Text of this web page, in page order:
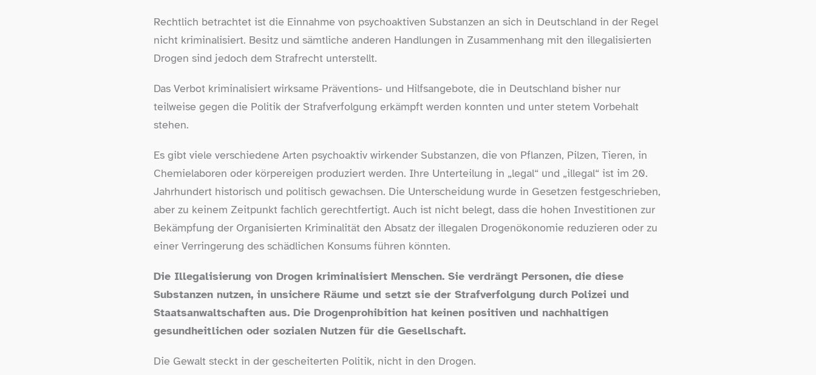
Rechtlich betrachtet ist die Einnahme von psychoaktiven Substanzen an sich in Deutschland in der Regel
nicht kriminalisiert. Besitz und sämtliche anderen Handlungen in Zusammenhang mit den illegalisierten
Drogen sind jedoch dem Strafrecht unterstellt.
Das Verbot kriminalisiert wirksame Präventions- und Hilfsangebote, die in Deutschland bisher nur
teilweise gegen die Politik der Strafverfolgung erkämpft werden konnten und unter stetem Vorbehalt
stehen.
Es gibt viele verschiedene Arten psychoaktiv wirkender Substanzen, die von Pflanzen, Pilzen, Tieren, in
Chemielaboren oder körpereigen produziert werden. Ihre Unterteilung in „legal“ und „illegal“ ist im 20.
Jahrhundert historisch und politisch gewachsen. Die Unterscheidung wurde in Gesetzen festgeschrieben,
aber zu keinem Zeitpunkt fachlich gerechtfertigt. Auch ist nicht belegt, dass die hohen Investitionen zur
Bekämpfung der Organisierten Kriminalität den Absatz der illegalen Drogenökonomie reduzieren oder zu
einer Verringerung des schädlichen Konsums führen könnten.
Die Illegalisierung von Drogen kriminalisiert Menschen. Sie verdrängt Personen, die diese
Substanzen nutzen, in unsichere Räume und setzt sie der Strafverfolgung durch Polizei und
Staatsanwaltschaften aus. Die Drogenprohibition hat keinen positiven und nachhaltigen
gesundheitlichen oder sozialen Nutzen für die Gesellschaft.
Die Gewalt steckt in der gescheiterten Politik, nicht in den Drogen.